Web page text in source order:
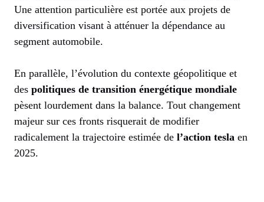
Une attention particulière est portée aux projets de
diversification visant à atténuer la dépendance au
segment automobile.
En parallèle, l’évolution du contexte géopolitique et
des politiques de transition énergétique mondiale
pèsent lourdement dans la balance. Tout changement
majeur sur ces fronts risquerait de modifier
radicalement la trajectoire estimée de l’action tesla en
2025.